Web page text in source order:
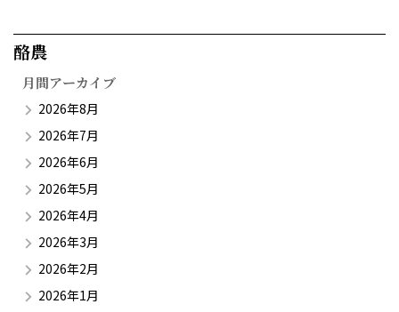
酪農​
月間アーカイブ
2026年8月
2026年7月
2026年6月
2026年5月
2026年4月
2026年3月
2026年2月
2026年1月